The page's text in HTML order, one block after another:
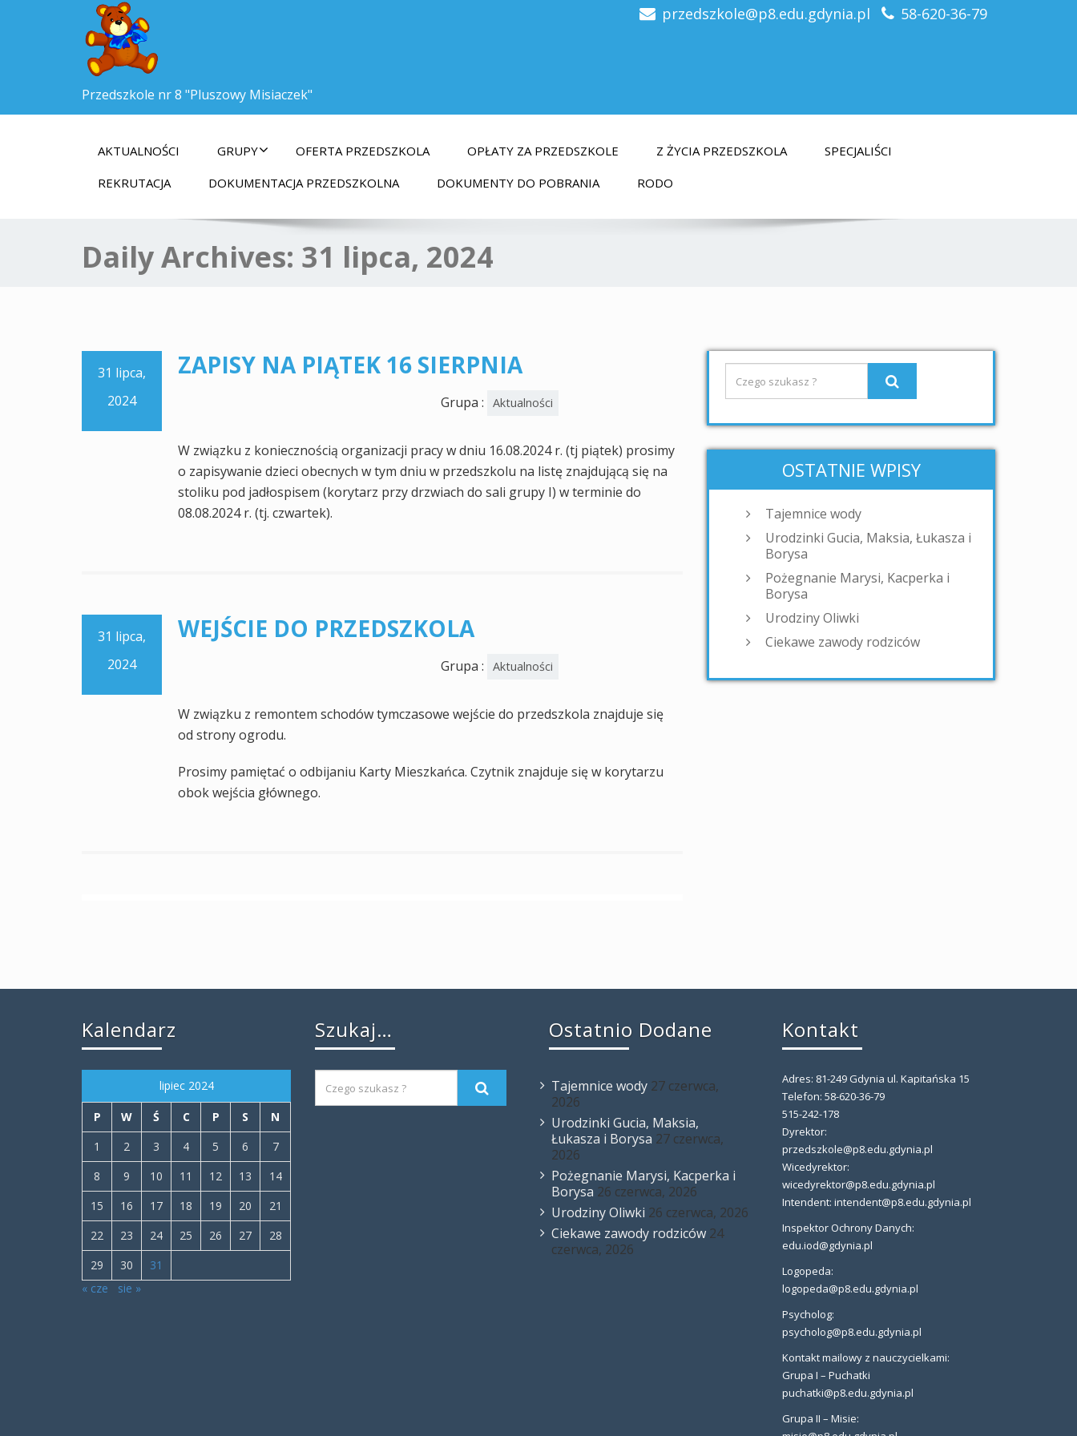
Przedszkole nr 8 "Pluszowy Misiaczek"
przedszkole@p8.edu.gdynia.pl 58-620-36-79
AKTUALNOŚCI GRUPY OFERTA PRZEDSZKOLA OPŁATY ZA PRZEDSZKOLE Z ŻYCIA PRZEDSZKOLA
SPECJALIŚCI
REKRUTACJA
DOKUMENTACJA PRZEDSZKOLNA DOKUMENTY DO POBRANIA RODO
Daily Archives: 31 lipca, 2024
31 lipca,
2024
ZAPISY NA PIĄTEK 16 SIERPNIA
Grupa : Aktualności
W związku z koniecznością organizacji pracy w dniu 16.08.2024 r. (tj piątek) prosimy
o zapisywanie dzieci obecnych w tym dniu w przedszkolu na listę znajdującą się na
stoliku pod jadłospisem (korytarz przy drzwiach do sali grupy I) w terminie do
08.08.2024 r. (tj. czwartek).
31 lipca,
2024
WEJŚCIE DO PRZEDSZKOLA
Grupa : Aktualności
W związku z remontem schodów tymczasowe wejście do przedszkola znajduje się
od strony ogrodu.
Prosimy pamiętać o odbijaniu Karty Mieszkańca. Czytnik znajduje się w korytarzu
obok wejścia głównego.
OSTATNIE WPISY
Tajemnice wody
Urodzinki Gucia, Maksia, Łukasza i
Borysa
Pożegnanie Marysi, Kacperka i
Borysa
Urodziny Oliwki
Ciekawe zawody rodziców
Kalendarz
lipiec 2024
P W Ś C P S
N
1
2 3 4 5 6
7
8
9 10 11 12 13
14
15
16 17 18 19 20
21
22
23 24 25 26 27
28
29
30
31
« cze
sie »
Szukaj… Ostatnio Dodane
Tajemnice wody 27 czerwca,
2026
Urodzinki Gucia, Maksia,
Łukasza i Borysa 27 czerwca,
2026
Pożegnanie Marysi, Kacperka i
Borysa 26 czerwca, 2026
Urodziny Oliwki 26 czerwca, 2026
Ciekawe zawody rodziców 24
czerwca, 2026
Kontakt
Adres: 81-249 Gdynia ul. Kapitańska 15
Telefon: 58-620-36-79
515-242-178
Dyrektor:
przedszkole@p8.edu.gdynia.pl
Wicedyrektor:
wicedyrektor@p8.edu.gdynia.pl
Intendent: intendent@p8.edu.gdynia.pl
Inspektor Ochrony Danych:
edu.iod@gdynia.pl
Logopeda:
logopeda@p8.edu.gdynia.pl
Psycholog:
psycholog@p8.edu.gdynia.pl
Kontakt mailowy z nauczycielkami:
Grupa I – Puchatki
puchatki@p8.edu.gdynia.pl
Grupa II – Misie: